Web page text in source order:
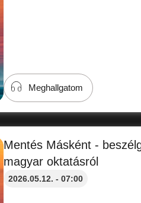
Meghallgatom
Mentés Másként -
magyar oktatásról
2026.05.12. - 07:00